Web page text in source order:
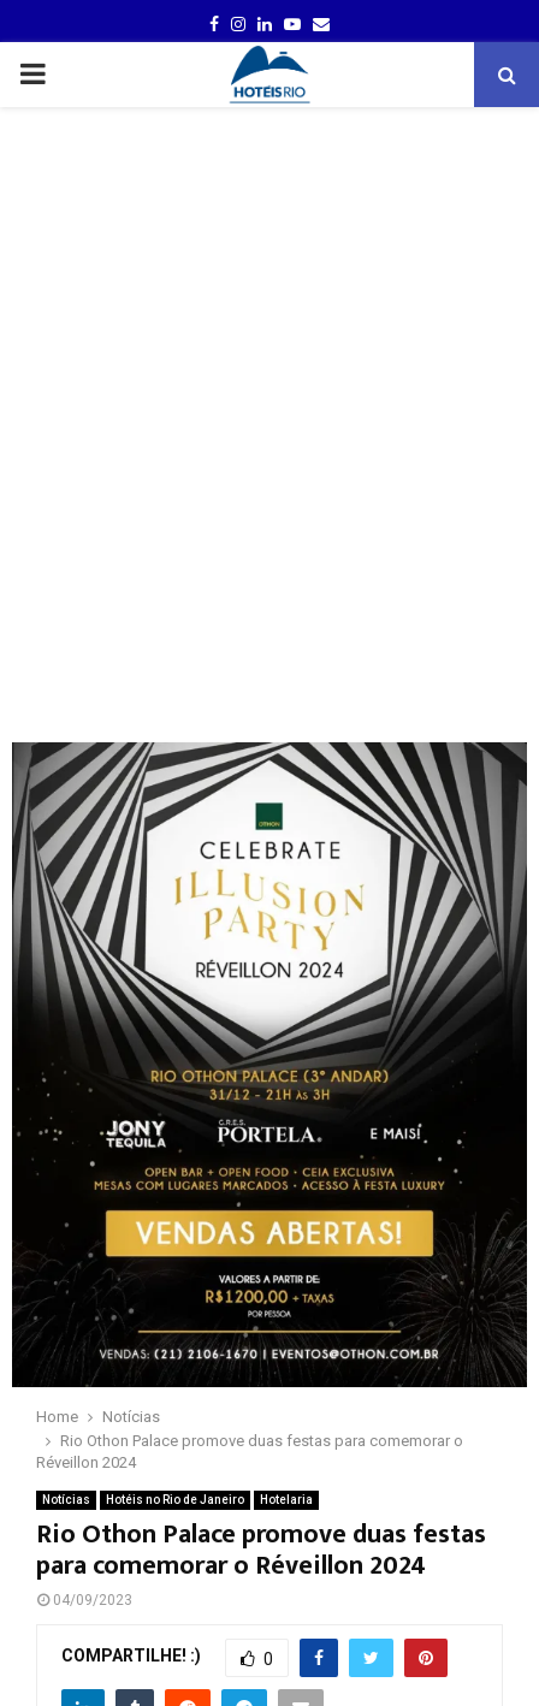
FACEBOOK
INSTAGRAM
LINKEDINYOUTUBE
EMAIL
PRIMARY
Home
Notícias
Rio Othon Palace promove duas festas para comemorar o
Réveillon 2024
Notícias Hotéis no Rio de Janeiro Hotelaria
Rio Othon Palace promove duas festas
para comemorar o Réveillon 2024
04/09/2023
COMPARTILHE! :) 0